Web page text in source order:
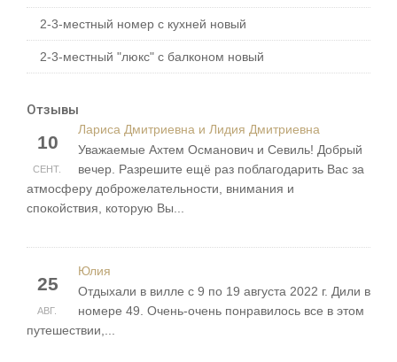
2-3-местный номер с кухней новый
2-3-местный "люкс" с балконом новый
Отзывы
10
СЕНТ.
Лариса Дмитриевна и Лидия Дмитриевна
Уважаемые Ахтем Османович и Севиль! Добрый
вечер. Разрешите ещё раз поблагодарить Вас за
атмосферу доброжелательности, внимания и
спокойствия, которую Вы...
25
АВГ.
Юлия
Отдыхали в вилле с 9 по 19 августа 2022 г. Дили в
номере 49. Очень-очень понравилось все в этом
путешествии,...